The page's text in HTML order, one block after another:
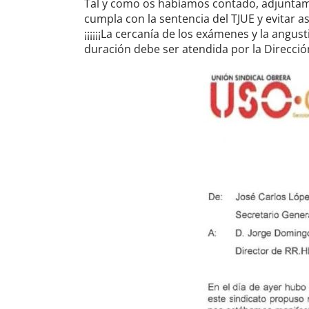
Tal y como os habíamos contado,
cumpla con la sentencia del TJUE y evitar
¡¡¡¡¡¡La cercanía de los exámenes y la
duración debe ser atendida por la